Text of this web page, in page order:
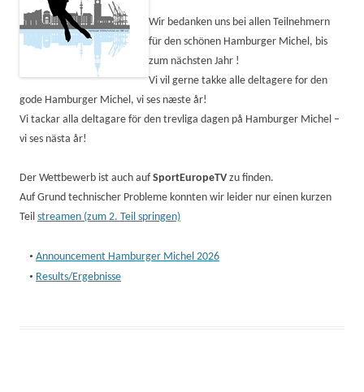
Wir bedanken uns bei allen Teilnehmern
für den schönen Hamburger Michel, bis
zum nächsten Jahr !
Vi vil gerne takke alle deltagere for den
gode Hamburger Michel, vi ses næste år!
Vi tackar alla deltagare för den trevliga dagen på Hamburger Michel –
vi ses nästa år!
Der Wettbewerb ist auch auf SportEuropeTV zu finden.
Auf Grund technischer Probleme konnten wir leider nur einen kurzen
Teil streamen (zum 2. Teil springen)
• Announcement Hamburger Michel 2026
• Results/Ergebnisse